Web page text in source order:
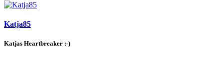
Katja85
Katjas Heartbreaker :-)